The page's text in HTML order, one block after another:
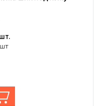
прозрачный
для карты,
3-мя карманами для